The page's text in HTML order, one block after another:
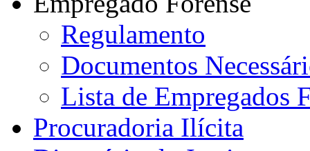
Regulamento
Documentos
Lista de Empregados
Procuradoria Ilícita